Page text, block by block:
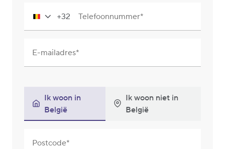
Belgium
+32
+32 Telefoonnummer
E-mailadres
Ik woon in
België
Ik woon niet in
België
Postcode